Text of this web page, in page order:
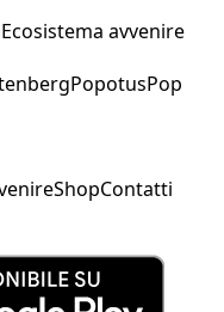
Ecosistema avvenire
PopotusPop
ShopContatti